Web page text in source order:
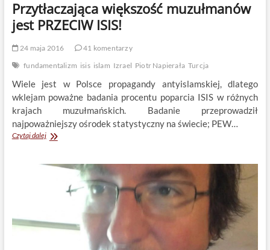
to
dobra
decyzja
rządu
Przytłaczająca większość muzułmanów
jest PRZECIW ISIS!
24 maja 2016
41 komentarzy
fundamentalizm isis islam Izrael Piotr Napierała Turcja
Wiele jest w Polsce propagandy antyislamskiej, dlatego
wklejam poważne badania procentu poparcia ISIS w różnych
krajach muzułmańskich. Badanie przeprowadził
najpoważniejszy ośrodek statystyczny na świecie; PEW…
Czytaj dalejPrzytłaczająca
jest